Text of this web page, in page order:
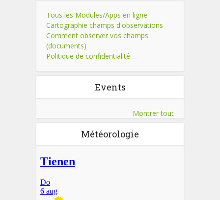
Tous les Modules/Apps en ligne
Cartographie champs d'observations
Comment observer vos champs
(documents)
Politique de confidentialité
Events
Montrer tout
Météorologie